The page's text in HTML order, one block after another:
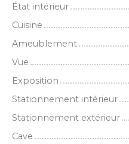
État intérieur
Cuisine
Ameublement
Vue
Exposition
Stationnement intérieur
Stationnement extérieur
Cave